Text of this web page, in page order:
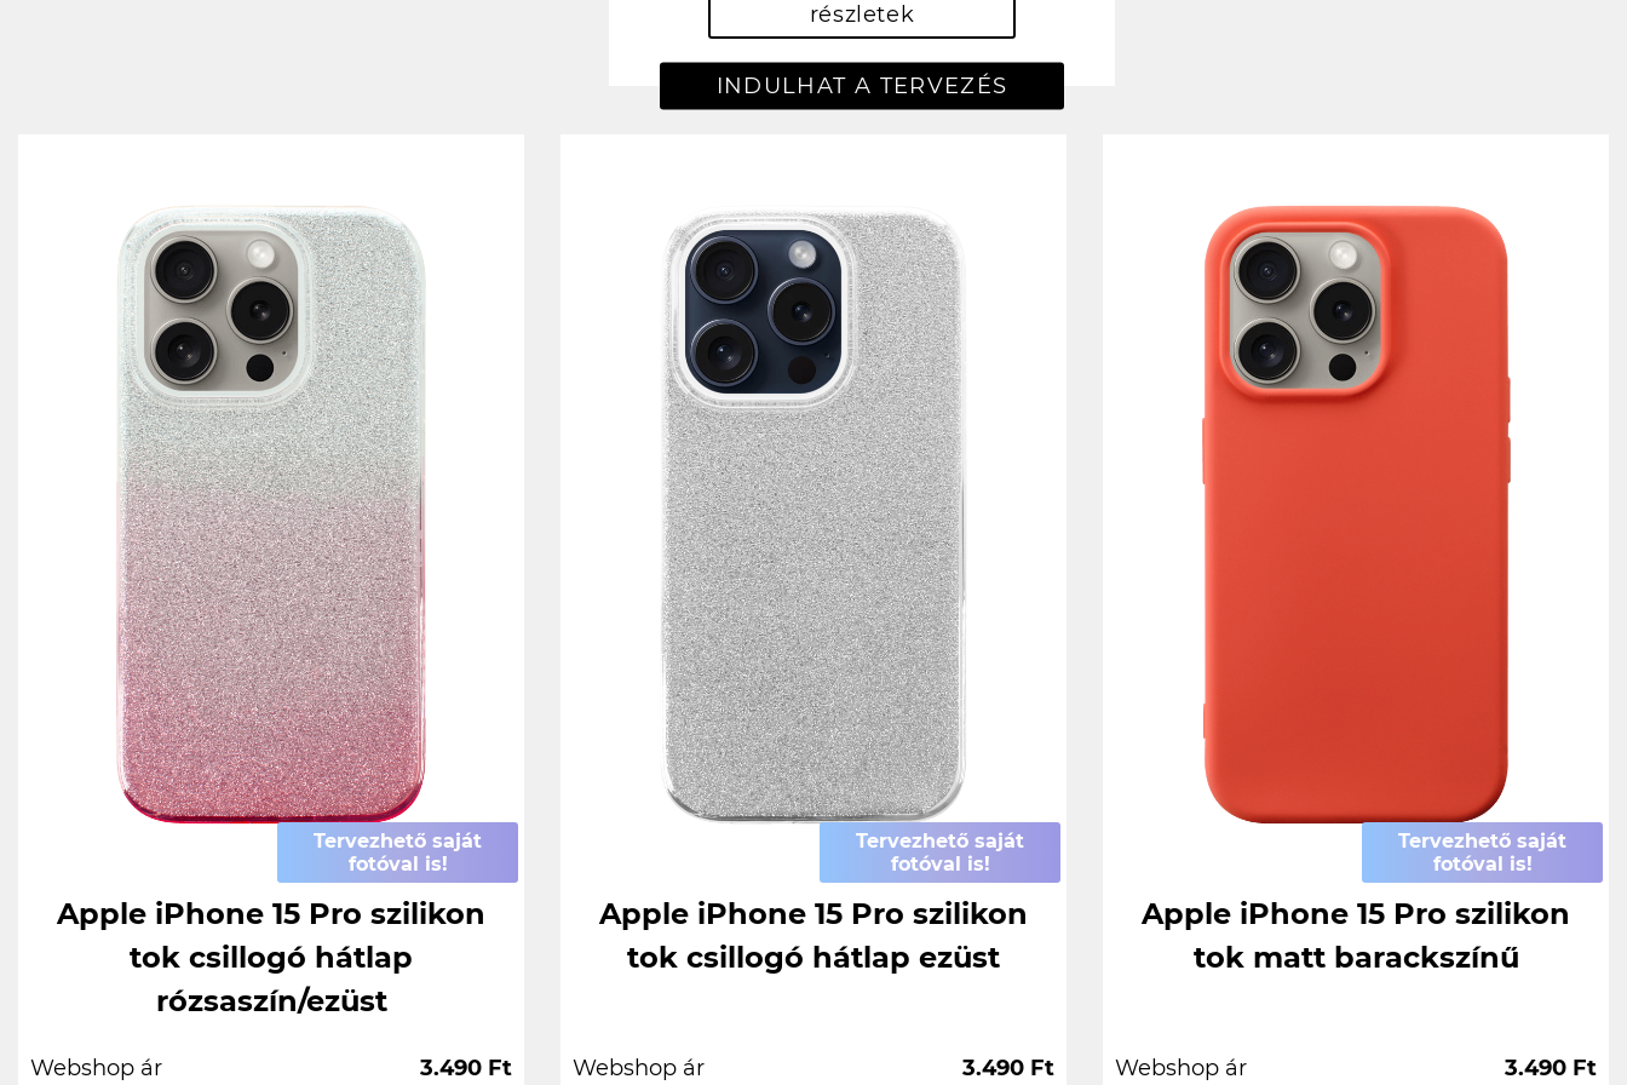
részletek
INDULHAT A TERVEZÉS
Tervezhető saját
fotóval is!
Apple iPhone 15 Pro szilikon
tok csillogó hátlap
rózsaszín/ezüst
Webshop ár 3.490 Ft
Tervezhető saját
fotóval is!
Apple iPhone 15 Pro szilikon
tok csillogó hátlap ezüst
Webshop ár 3.490 Ft
Tervezhető saját
fotóval is!
Apple iPhone 15 Pro szilikon
tok matt barackszínű
Webshop ár 3.490 Ft